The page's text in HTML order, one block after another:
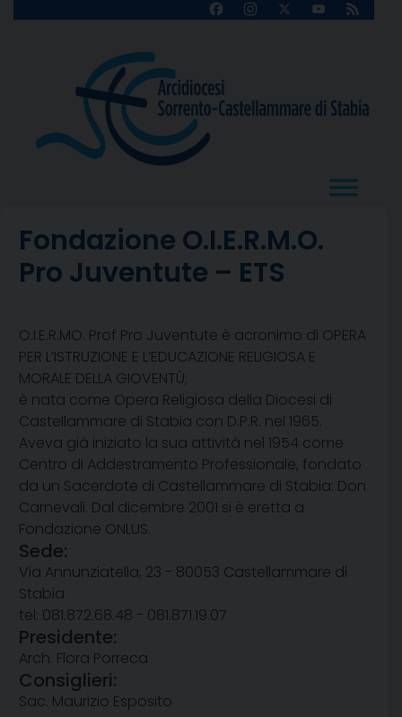
FacebookInstagram
X
YouTube
Feed
Fondazione O.I.E.R.M.O.
Pro Juventute – ETS
O.I.E.R.MO. Prof Pro Juventute è acronimo di OPERA
PER L’ISTRUZIONE E L’EDUCAZIONE RELIGIOSA E
MORALE DELLA GIOVENTÙ;
è nata come Opera Religiosa della Diocesi di
Castellammare di Stabia con D.P.R. nel 1965.
Aveva già iniziato la sua attività nel 1954 come
Centro di Addestramento Professionale, fondato
da un Sacerdote di Castellammare di Stabia: Don
Carnevali. Dal dicembre 2001 si è eretta a
Fondazione ONLUS.
Sede:
Via Annunziatella, 23 - 80053 Castellammare di
Stabia
tel: 081.872.68.48 - 081.871.19.07
Presidente:
Arch. Flora Porreca
Consiglieri:
Sac. Maurizio Esposito